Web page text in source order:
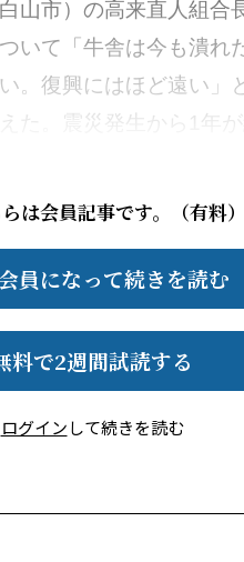
山市）の高来直人組合
いて「牛舎は今も潰れ
。復興にはほど遠い」
た。震災発生から1年が
は会員記事です。（有料）
員になって続きを読む
料で2週間試読する
ログインして続きを読む